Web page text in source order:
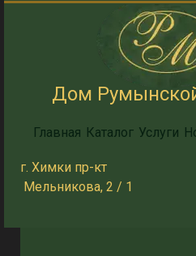
Главная Каталог Услуги
г. Химки пр-кт
Мельникова, 2 / 1
Дом